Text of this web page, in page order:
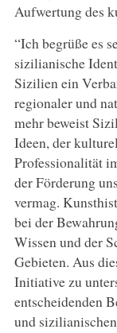
Aufwertung des
“Ich begrüße es
sizilianische
Sizilien ein
regionaler und
mehr beweist
Ideen, der
Professionalität
der Förderung
vermag.
bei der
Wissen und der
Gebieten. Aus
Initiative zu
entscheidenden
und